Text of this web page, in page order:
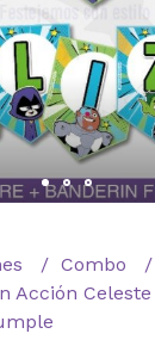
Combo
Acción